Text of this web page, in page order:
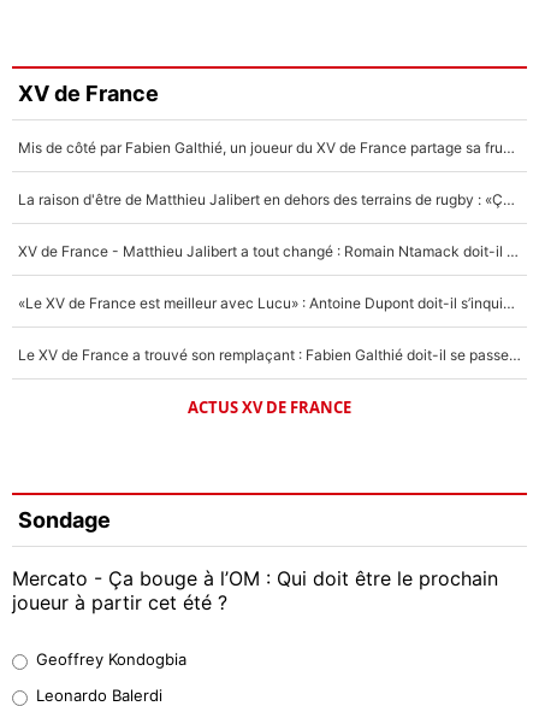
XV de France
Mis de côté par Fabien Galthié, un joueur du XV de France partage sa frustration : «ils ne me l’ont pas dit tout de suite»
La raison d'être de Matthieu Jalibert en dehors des terrains de rugby : «Ça m'atteint autant que si tu touches à un membre de ma famille»
XV de France - Matthieu Jalibert a tout changé : Romain Ntamack doit-il s’inquiéter pour sa place à un an de la Coupe du monde ?
«Le XV de France est meilleur avec Lucu» : Antoine Dupont doit-il s’inquiéter pour sa place ?
Le XV de France a trouvé son remplaçant : Fabien Galthié doit-il se passer d'Antoine Dupont ?
ACTUS XV DE FRANCE
Sondage
Mercato - Ça bouge à l’OM : Qui doit être le prochain
joueur à partir cet été ?
38%
Geoffrey Kondogbia
Leonardo Balerdi